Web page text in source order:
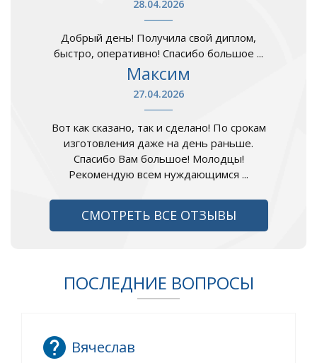
28.04.2026
Добрый день! Получила свой диплом,
быстро, оперативно! Спасибо большое ...
Максим
27.04.2026
Вот как сказано, так и сделано! По срокам
изготовления даже на день раньше.
Спасибо Вам большое! Молодцы!
Рекомендую всем нуждающимся ...
СМОТРЕТЬ ВСЕ ОТЗЫВЫ
ПОСЛЕДНИЕ ВОПРОСЫ
Вячеслав